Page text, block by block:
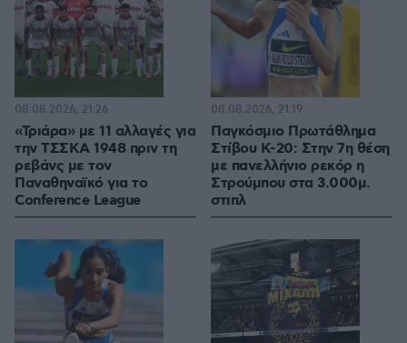
«Τριάρα» με 11 αλλαγές για
την ΤΣΣΚΑ 1948 πριν τη
ρεβάνς με τον
Παναθηναϊκό για το
Conference League
08.08.2026, 21:26
Παγκόσμιο Πρωτάθλημα
Στίβου Κ-20: Στην 7η θέση
με πανελλήνιο ρεκόρ η
Στρούμπου στα 3.000μ.
στιπλ
08.08.2026, 21:19